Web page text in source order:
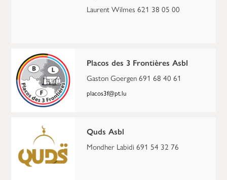
Laurent Wilmes 621 38 05 00
Placos des 3 Frontières Asbl
Gaston Goergen 691 68 40 61
placos3f@pt.lu
Quds Asbl
Mondher Labidi 691 54 32 76